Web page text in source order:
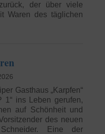
der über viele
Waren des täglichen
Gasthaus „Karpfen“
1“ ins Leben gerufen,
auf Schönheit und
des neuen
Eine der